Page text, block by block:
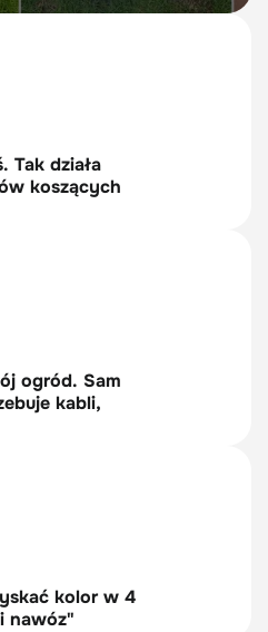
Tak działa
koszących
ogród. Sam
kabli,
kolor w 4
nawóz"